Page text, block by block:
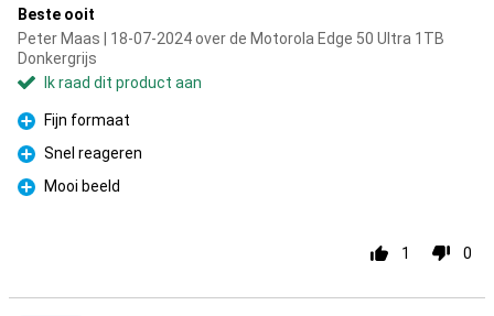
Beste ooit
Peter Maas | 18-07-2024 over de Motorola Edge 50 Ultra 1TB
Donkergrijs
Ik raad dit product aan
Pluspunt
Fijn formaat
Pluspunt
Snel reageren
Pluspunt
Mooi beeld
1 0